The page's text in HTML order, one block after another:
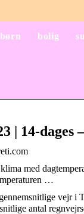
børn bolig
| 14-dages
med
…
vejr i
antal